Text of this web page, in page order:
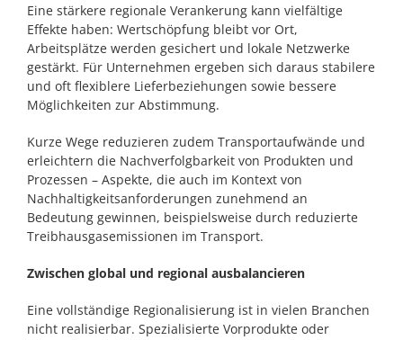
Eine stärkere regionale Verankerung kann vielfältige
Effekte haben: Wertschöpfung bleibt vor Ort,
Arbeitsplätze werden gesichert und lokale Netzwerke
gestärkt. Für Unternehmen ergeben sich daraus stabilere
und oft flexiblere Lieferbeziehungen sowie bessere
Möglichkeiten zur Abstimmung.
Kurze Wege reduzieren zudem Transportaufwände und
erleichtern die Nachverfolgbarkeit von Produkten und
Prozessen – Aspekte, die auch im Kontext von
Nachhaltigkeitsanforderungen zunehmend an
Bedeutung gewinnen, beispielsweise durch reduzierte
Treibhausgasemissionen im Transport.
Zwischen global und regional ausbalancieren
Eine vollständige Regionalisierung ist in vielen Branchen
nicht realisierbar. Spezialisierte Vorprodukte oder